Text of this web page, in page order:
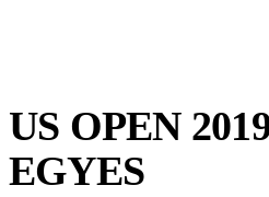
US OPEN
EGYES